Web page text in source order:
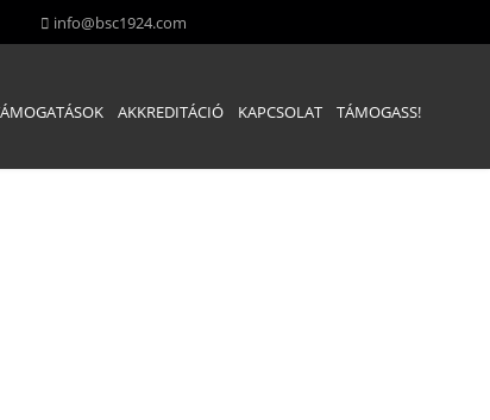
info@bsc1924.com
AKKREDITÁCIÓ KAPCSOLAT TÁMOGASS!